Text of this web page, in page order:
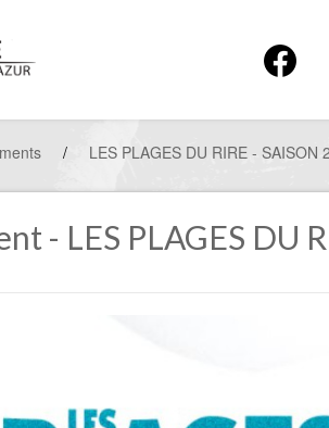
/ LES PLAGES DU RIRE - SAISON
- LES PLAGES DU